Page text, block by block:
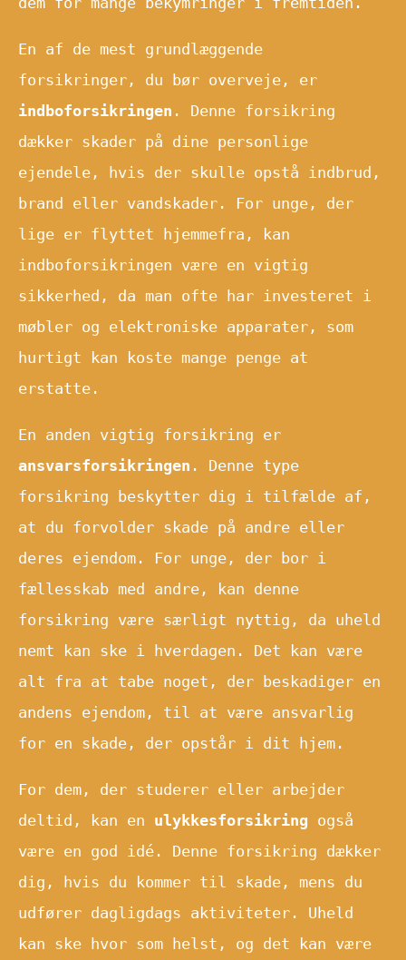
En af de mest grundlæggende
forsikringer, du bør overveje, er
indboforsikringen . Denne forsikring
dækker skader på dine personlige
ejendele, hvis der skulle opstå indbrud,
brand eller vandskader. For unge, der
lige er flyttet hjemmefra, kan
indboforsikringen være en vigtig
sikkerhed, da man ofte har investeret i
møbler og elektroniske apparater, som
hurtigt kan koste mange penge at
erstatte.
En anden vigtig forsikring er
ansvarsforsikringen . Denne type
forsikring beskytter dig i tilfælde af,
at du forvolder skade på andre eller
deres ejendom. For unge, der bor i
fællesskab med andre, kan denne
forsikring være særligt nyttig, da uheld
nemt kan ske i hverdagen. Det kan være
alt fra at tabe noget, der beskadiger en
andens ejendom, til at være ansvarlig
for en skade, der opstår i dit hjem.
For dem, der studerer eller arbejder
deltid, kan en ulykkesforsikring også
være en god idé. Denne forsikring dækker
dig, hvis du kommer til skade, mens du
udfører dagligdags aktiviteter. Uheld
kan ske hvor som helst, og det kan være